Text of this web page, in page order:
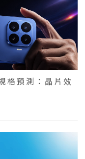
預測：晶片效